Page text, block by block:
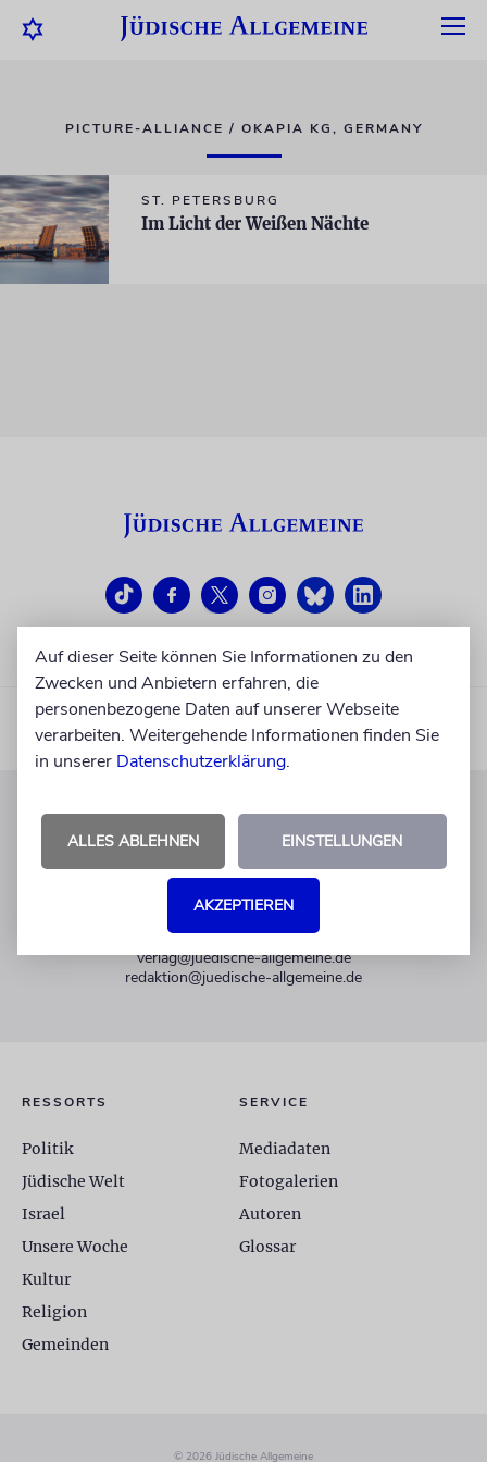
PICTURE-ALLIANCE / OKAPIA KG, GERMANY
ST. PETERSBURG
Im Licht der Weißen Nächte
KUNDENSERVICE
+49 30 275833 0
Mo-Do 9-17 Uhr
verlag@juedische-allgemeine.de
redaktion@juedische-allgemeine.de
RESSORTS
Politik
Jüdische Welt
Israel
Unsere Woche
Kultur
Religion
Gemeinden
SERVICE
Mediadaten
Fotogalerien
Autoren
Glossar
© 2026 Jüdische Allgemeine
Auf dieser Seite können Sie Informationen zu den
Zwecken und Anbietern erfahren, die
personenbezogene Daten auf unserer Webseite
verarbeiten. Weitergehende Informationen finden Sie
in unserer Datenschutzerklärung.
ALLES ABLEHNEN EINSTELLUNGEN
AKZEPTIEREN